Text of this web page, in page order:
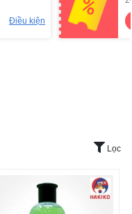
Điều kiện
Lọc